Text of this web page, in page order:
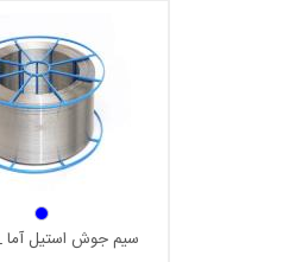
سیم جوش استیل آما ER316L